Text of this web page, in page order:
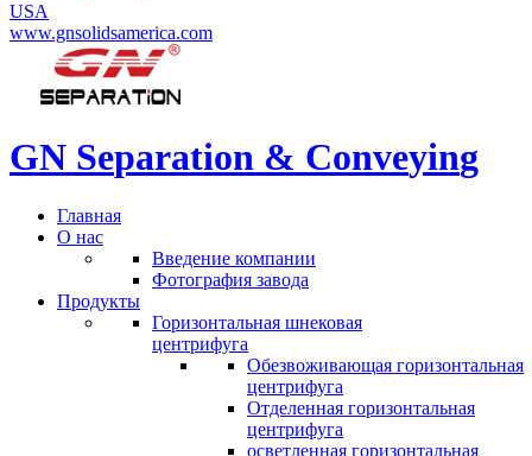
USA
www.gnsolidsamerica.com
GN Separation & Conveying
Главная
О нас
Введение компании
Фотография завода
Продукты
Горизонтальная шнековая
центрифуга
Обезвоживающая горизонтальная
центрифуга
Отделенная горизонтальная
центрифуга
осветленная горизонтальная